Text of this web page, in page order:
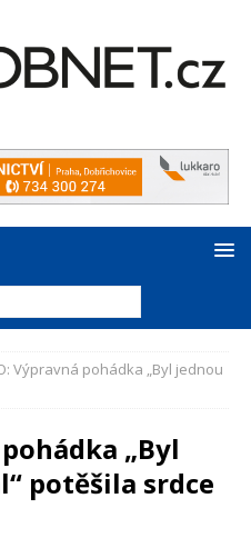
Výpravná pohádka „Byl jednou
„Byl
potěšila srdce